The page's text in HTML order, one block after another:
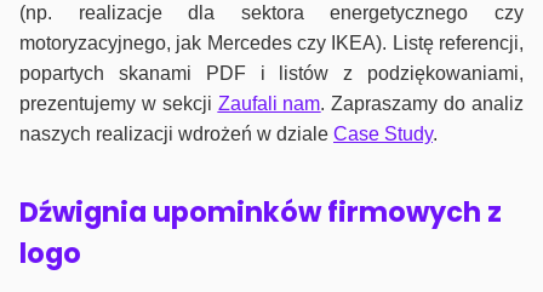
(np. realizacje dla sektora energetycznego czy
motoryzacyjnego, jak Mercedes czy IKEA). Listę referencji,
popartych skanami PDF i listów z podziękowaniami,
prezentujemy w sekcji Zaufali nam. Zapraszamy do analiz
naszych realizacji wdrożeń w dziale Case Study.
Dźwignia upominków firmowych z
logo